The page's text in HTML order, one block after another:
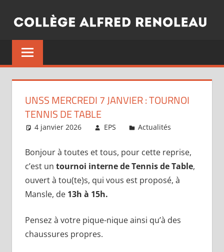
UNSS MERCREDI 7 JANVIER : TOURNOI
TENNIS DE TABLE
4 janvier 2026 EPS Actualités
Bonjour à toutes et tous, pour cette reprise,
c’est un tournoi interne de Tennis de Table,
ouvert à tou(te)s, qui vous est proposé, à
Mansle, de 13h à 15h.
Pensez à votre pique-nique ainsi qu’à des
chaussures propres.